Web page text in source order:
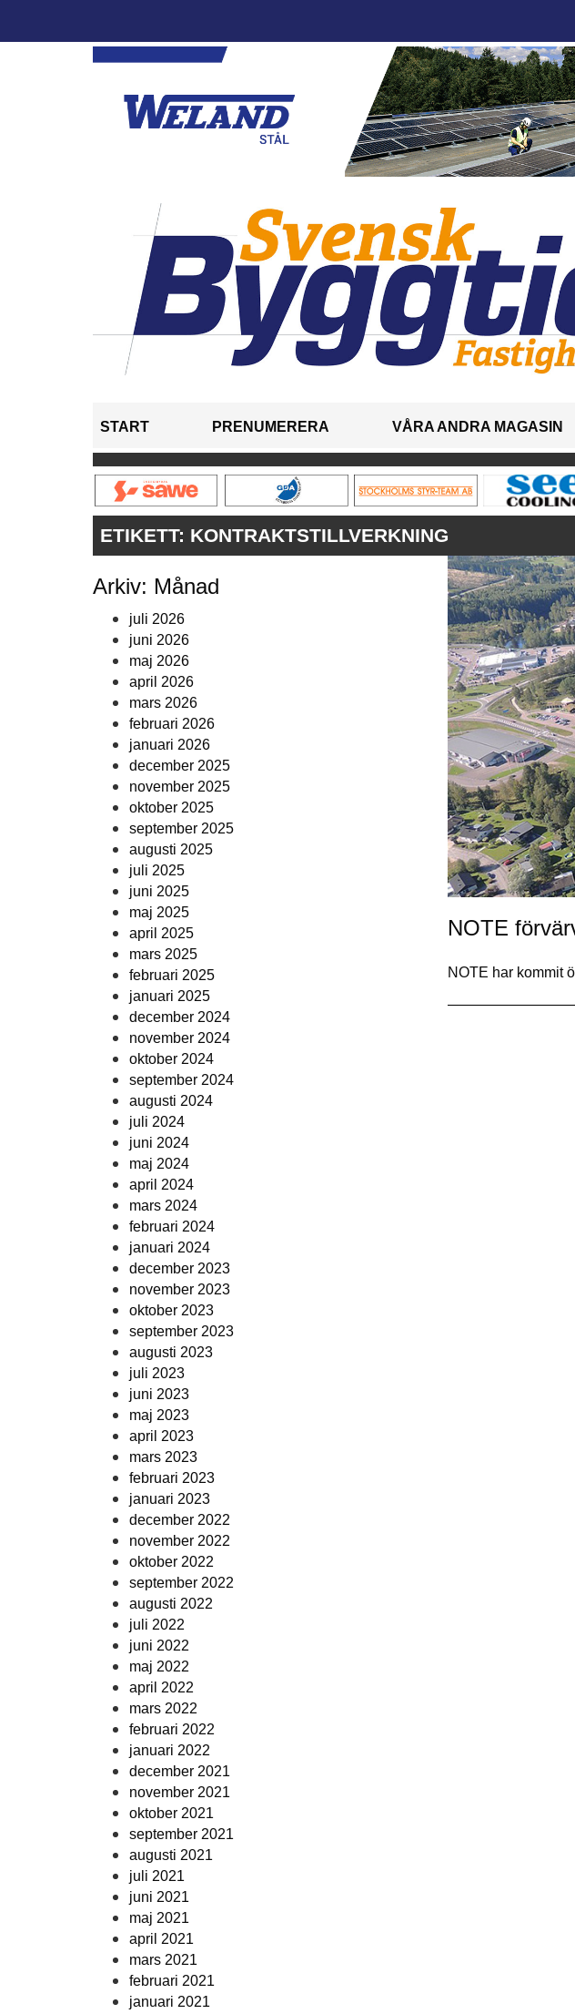
START PRENUMERERA VÅRA ANDRA MAGASIN
ETIKETT: KONTRAKTSTILLVERKNING
Arkiv: Månad
juli 2026
juni 2026
maj 2026
april 2026
mars 2026
februari 2026
januari 2026
december 2025
november 2025
oktober 2025
september 2025
augusti 2025
juli 2025
juni 2025
maj 2025
april 2025
mars 2025
februari 2025
januari 2025
december 2024
november 2024
oktober 2024
september 2024
augusti 2024
juli 2024
juni 2024
maj 2024
april 2024
mars 2024
februari 2024
januari 2024
december 2023
november 2023
oktober 2023
september 2023
augusti 2023
juli 2023
juni 2023
maj 2023
april 2023
mars 2023
februari 2023
januari 2023
december 2022
november 2022
oktober 2022
september 2022
augusti 2022
juli 2022
juni 2022
maj 2022
april 2022
mars 2022
februari 2022
januari 2022
december 2021
november 2021
oktober 2021
september 2021
augusti 2021
juli 2021
juni 2021
maj 2021
april 2021
mars 2021
februari 2021
januari 2021
NOTE
NOTE har kommit